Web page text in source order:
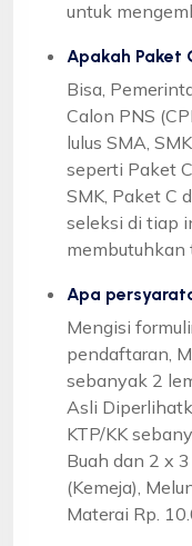
untuk
Apakah Paket
Bisa,
Calon PNS
lulus SMA,
seperti Paket
SMK, Paket C
seleksi di tiap
membutuhkan
Apa
Mengisi
pendaftaran,
sebanyak 2
Asli
KTP/KK
Buah dan 2 x
(Kemeja),
Materai Rp.